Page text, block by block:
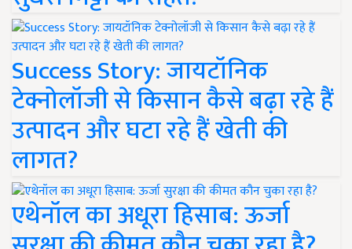
Success Story: जायटॉनिक
टेक्नोलॉजी से किसान कैसे बढ़ा रहे हैं
उत्पादन और घटा रहे हैं खेती की
लागत?
एथेनॉल का अधूरा हिसाब: ऊर्जा
सुरक्षा की कीमत कौन चुका रहा है?